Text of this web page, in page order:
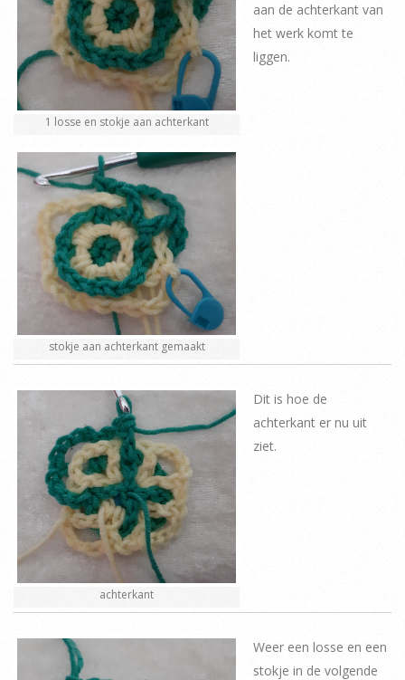
1 losse en stokje aan achterkant
stokje aan achterkant gemaakt
aan de achterkant van
het werk komt te
liggen.
achterkant
Dit is hoe de
achterkant er nu uit
ziet.
Weer een losse en een
stokje in de volgende